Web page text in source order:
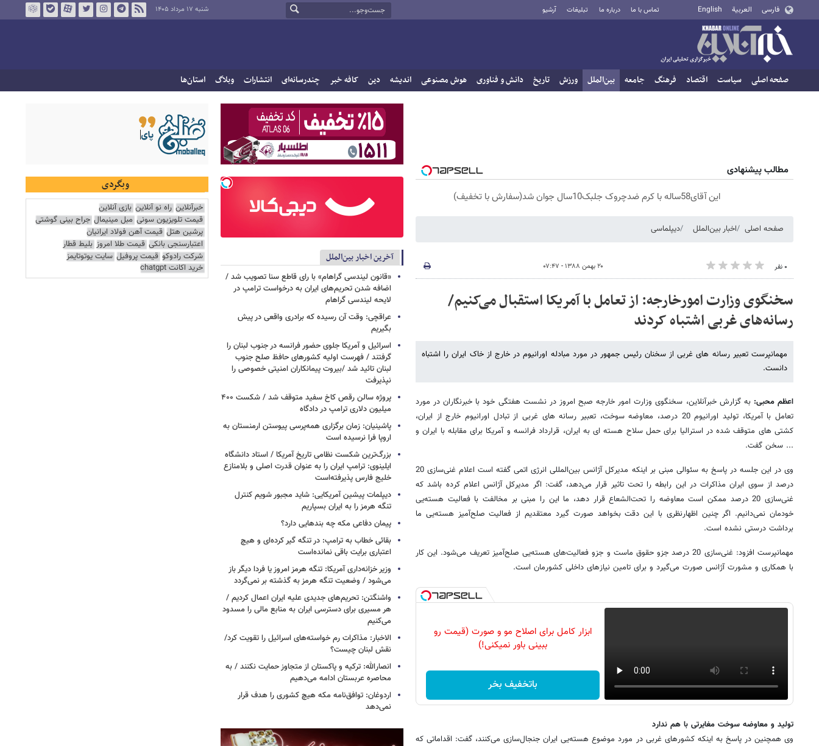
فارسی العربية English تماس با ما درباره ما تبلیغات آرشیو شنبه ۱۷ مرداد ۱۴۰۵
صفحه اصلی سیاست اقتصاد فرهنگ جامعه بین‌الملل ورزش تاریخ دانش و فناوری هوش مصنوعی اندیشه دین کافه خبر چندرسانه‌ای انتشارات وبلاگ استان‌ها
مطالب پیشنهادی
این آقای58ساله با کرم ضدچروک جلبک10سال جوان شد(سفارش با تخفیف)
صفحه اصلی اخبار بین‌الملل دیپلماسی
۰ نفر ۲۰ بهمن ۱۳۸۸ - ۰۷:۴۷
سخنگوی وزارت امورخارجه: از تعامل با آمریکا استقبال می‌کنیم/
رسانه‌های غربی اشتباه کردند
مهمانپرست تعبیر رسانه های غربی از سخنان رئیس جمهور در مورد مبادله اورانیوم در خارج از خاک ایران را اشتباه
دانست.
اعظم محبی: به گزارش خبرآنلاین، سخنگوی وزارت امور خارجه صبح امروز در نشست هفتگی خود با خبرنگاران در مورد
تعامل با آمریکا، تولید اورانیوم 20 درصد، معاوضه سوخت، تعبیر رسانه های غربی از تبادل اورانیوم خارج از ایران،
کشتی های متوقف شده در استرالیا برای حمل سلاح هسته ای به ایران، قرارداد فرانسه و آمریکا برای مقابله با ایران و
... سخن گفت.
وی در این جلسه در پاسخ به سئوالی مبنی بر اینکه مدیرکل آژانس بین‌المللی انرژی اتمی گفته است اعلام غنی‌سازی 20
درصد از سوی ایران مذاکرات در این رابطه را تحت تاثیر قرار می‌دهد، گفت: اگر مدیرکل آژانس اعلام کرده باشد که
غنی‌سازی 20 درصد ممکن است معاوضه را تحت‌الشعاع قرار دهد، ما این را مبنی بر مخالفت با فعالیت هسته‌یی
خودمان نمی‌دانیم. اگر چنین اظهارنظری با این دقت بخواهد صورت گیرد معتقدیم از فعالیت صلح‌آمیز هسته‌یی ما
برداشت درستی نشده است.
مهمانپرست افزود: غنی‌سازی 20 درصد جزو حقوق ماست و جزو فعالیت‌های هسته‌یی صلح‌آمیز تعریف می‌شود. این کار
با همکاری و مشورت آژانس صورت می‌گیرد و برای تامین نیازهای داخلی کشورمان است.
ابزار کامل برای اصلاح مو و صورت (قیمت رو
ببینی باور نمیکنی!)
باتخفیف بخر
تولید و معاوضه‌ سوخت مغایرتی با هم ندارد
وی همچنین در پاسخ به اینکه کشورهای غربی در مورد موضوع هسته‌یی ایران جنجال‌سازی می‌کنند، گفت: اقداماتی که
آخرین اخبار بین‌الملل
«قانون لیندسی گراهام» با رای قاطع سنا تصویب شد /
اضافه شدن تحریم‌های ایران به درخواست ترامپ در
لایحه لیندسی گراهام
عراقچی: وقت آن رسیده که برادری واقعی در پیش
بگیریم
اسرائیل و آمریکا جلوی حضور فرانسه در جنوب لبنان را
گرفتند / فهرست اولیه کشورهای حافظ صلح جنوب
لبنان تائید شد /بیروت پیمانکاران امنیتی خصوصی را
نپذیرفت
پروژه سالن رقص کاخ سفید متوقف شد / شکست ۴۰۰
میلیون دلاری ترامپ در دادگاه
پاشینیان: زمان برگزاری همه‌پرسی پیوستن ارمنستان به
اروپا فرا نرسیده است
بزرگ‌ترین شکست نظامی تاریخ آمریکا / استاد دانشگاه
ایلینوی: ترامپ ایران را به عنوان قدرت اصلی و بلامنازع
خلیج فارس پذیرفته‌است
دیپلمات پیشین آمریکایی: شاید مجبور شویم کنترل
تنگه هرمز را به ایران بسپاریم
پیمان دفاعی مکه چه بندهایی دارد؟
بقائی خطاب به ترامپ: در تنگه گیر کرده‌ای و هیچ
اعتباری برایت باقی نمانده‌است
وزیر خزانه‌داری آمریکا: تنگه هرمز امروز یا فردا دیگر باز
می‌شود / وضعیت تنگه هرمز به گذشته بر نمی‌گردد
واشنگتن: تحریم‌های جدیدی علیه ایران اعمال کردیم /
هر مسیری برای دسترسی ایران به منابع مالی را مسدود
می‌کنیم
الاخبار: مذاکرات رم خواسته‌های اسرائیل را تقویت کرد/
نقش لبنان چیست؟
انصارالله: ترکیه و پاکستان از متجاوز حمایت نکنند / به
محاصره عربستان ادامه می‌دهیم
اردوغان: توافق‌نامه مکه هیچ کشوری را هدف قرار
نمی‌دهد
وبگردی
خبرآنلاین راه نو آنلاین بازی آنلاین
قیمت تلویزیون سونی مبل مینیمال جراح بینی گوشتی
پرشین هتل قیمت آهن فولاد ایرانیان
اعتبارسنجی بانکی قیمت طلا امروز بلیط قطار
شرکت رادوکو قیمت پروفیل سایت یوتوتایمز
خرید اکانت chatgpt